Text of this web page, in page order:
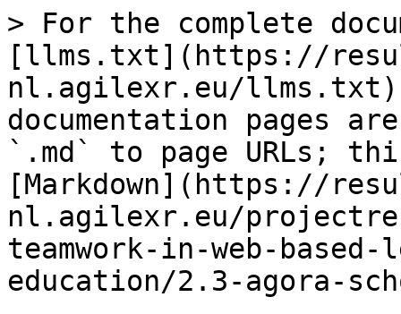
> For the complete
[llms.txt](https://
nl.agilexr.eu/llms.txt).
documentation pages
`.md` to page URLs;
[Markdown](https://
nl.agilexr.eu/
teamwork-in-web-
education/2.3-agora-